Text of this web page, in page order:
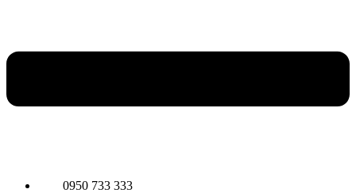
0950 733 333